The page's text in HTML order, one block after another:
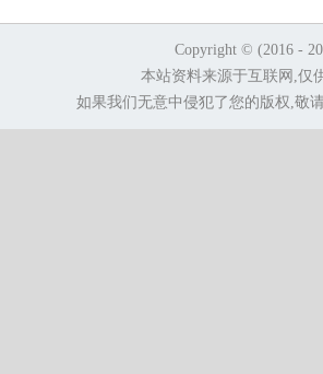
Copyright © (2016 -
本站资料来源于互联网,仅
如果我们无意中侵犯了您的版权,敬